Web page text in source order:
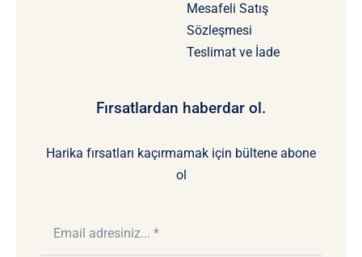
Mesafeli Satış
Sözleşmesi
Teslimat ve İade
Fırsatlardan haberdar ol.
Harika fırsatları kaçırmamak için bültene abone
ol